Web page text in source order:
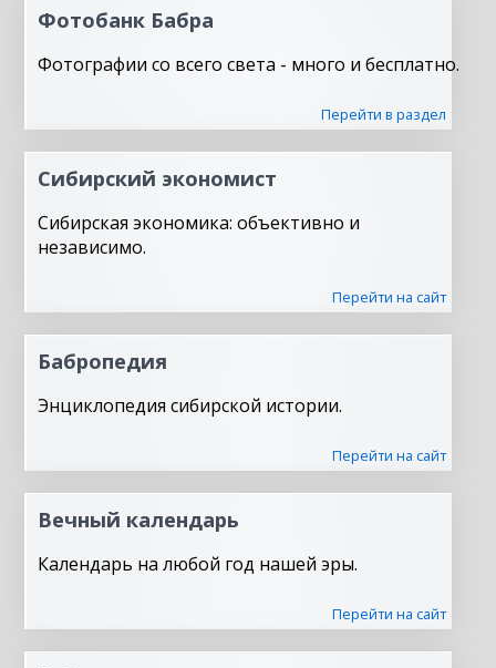
Фотобанк Бабра
Фотографии со всего света - много и бесплатно.
Перейти в раздел
Сибирский экономист
Сибирская экономика: объективно и
независимо.
Перейти на сайт
Бабропедия
Энциклопедия сибирской истории.
Перейти на сайт
Вечный календарь
Календарь на любой год нашей эры.
Перейти на сайт